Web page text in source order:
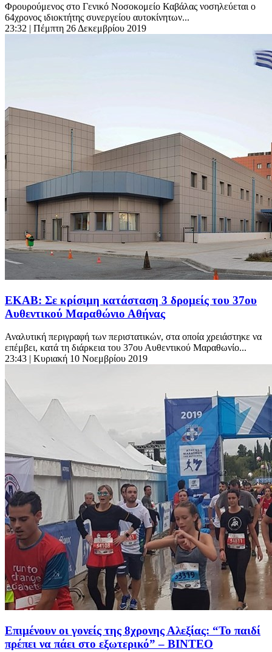
Φρουρούμενος στο Γενικό Νοσοκομείο Καβάλας νοσηλεύεται ο
64χρονος ιδιοκτήτης συνεργείου αυτοκίνητων...
23:32 | Πέμπτη 26 Δεκεμβρίου 2019
ΕΚΑΒ: Σε κρίσιμη κατάσταση 3 δρομείς του 37ου
Αυθεντικού Μαραθώνιο Αθήνας
Αναλυτική περιγραφή των περιστατικών, στα οποία χρειάστηκε να
επέμβει, κατά τη διάρκεια του 37ου Αυθεντικού Μαραθωνίο...
23:43 | Κυριακή 10 Νοεμβρίου 2019
Επιμένουν οι γονείς της 8χρονης Αλεξίας: “Το παιδί
πρέπει να πάει στο εξωτερικό” – ΒΙΝΤΕΟ